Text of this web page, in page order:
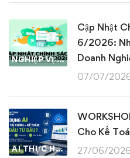
NGHIỆP VỤ KẾ TOÁN & THUẾ
Cập Nhật
6/2026:
Doanh
07/07/
AI THỰC HÀNH
Cho Kế
27/06/2026